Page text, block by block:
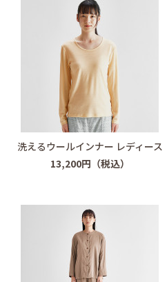
洗えるウールインナー レディース
13,200円（税込）